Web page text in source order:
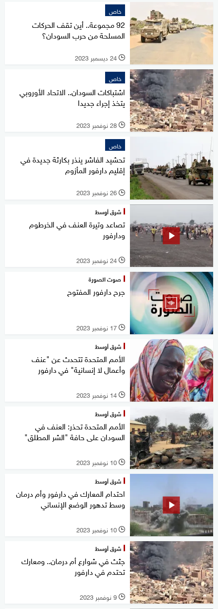
خاص
92 مجموعة.. أين تقف الحركات
المسلحة من حرب السودان؟
l 24 ديسمبر 2023
خاص
اشتباكات السودان.. الاتحاد الأوروبي
يتخذ إجراء جديدا
l 28 نوفمبر 2023
خاص
تحشيد الفاشر ينذر بكارثة جديدة في
إقليم دارفور المأزوم
l 26 نوفمبر 2023
شرق أوسط
تصاعد وتيرة العنف في الخرطوم
ودارفور
l 24 نوفمبر 2023
صوت الصورة
جرح دارفور المفتوح
l 17 نوفمبر 2023
شرق أوسط
الأمم المتحدة تتحدث عن "عنف
وأعمال لا إنسانية" في دارفور
l 14 نوفمبر 2023
شرق أوسط
الأمم المتحدة تحذر: العنف في
السودان على حافة "الشر المطلق"
l 10 نوفمبر 2023
شرق أوسط
احتدام المعارك في دارفور وأم درمان
وسط تدهور الوضع الإنساني
l 10 نوفمبر 2023
شرق أوسط
جثث في شوارع أم درمان.. ومعارك
تحتدم في دارفور
l 9 نوفمبر 2023